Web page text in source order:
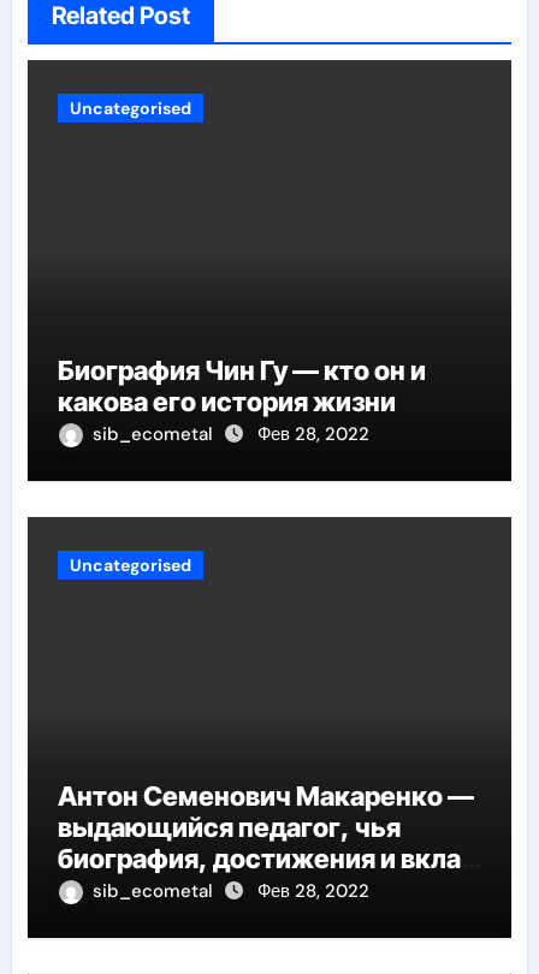
Related Post
Uncategorised
Биография Чин Гу — кто он и
какова его история жизни
sib_ecometal Фев 28, 2022
Uncategorised
Антон Семенович Макаренко —
выдающийся педагог, чья
биография, достижения и вклад
в педагогику оказывают
sib_ecometal Фев 28, 2022